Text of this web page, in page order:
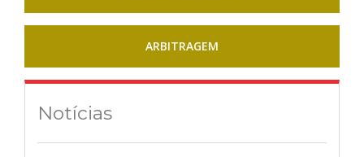
ARBITRAGEM
Notícias